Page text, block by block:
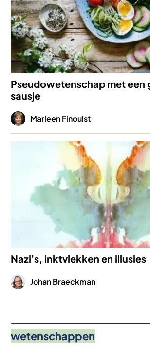
Pseudowetenschap met een
sausje
Afbeelding
Marleen Finoulst
Nazi's, inktvlekken en illusies
AfbeeldingJohan Braeckman
wetenschappen